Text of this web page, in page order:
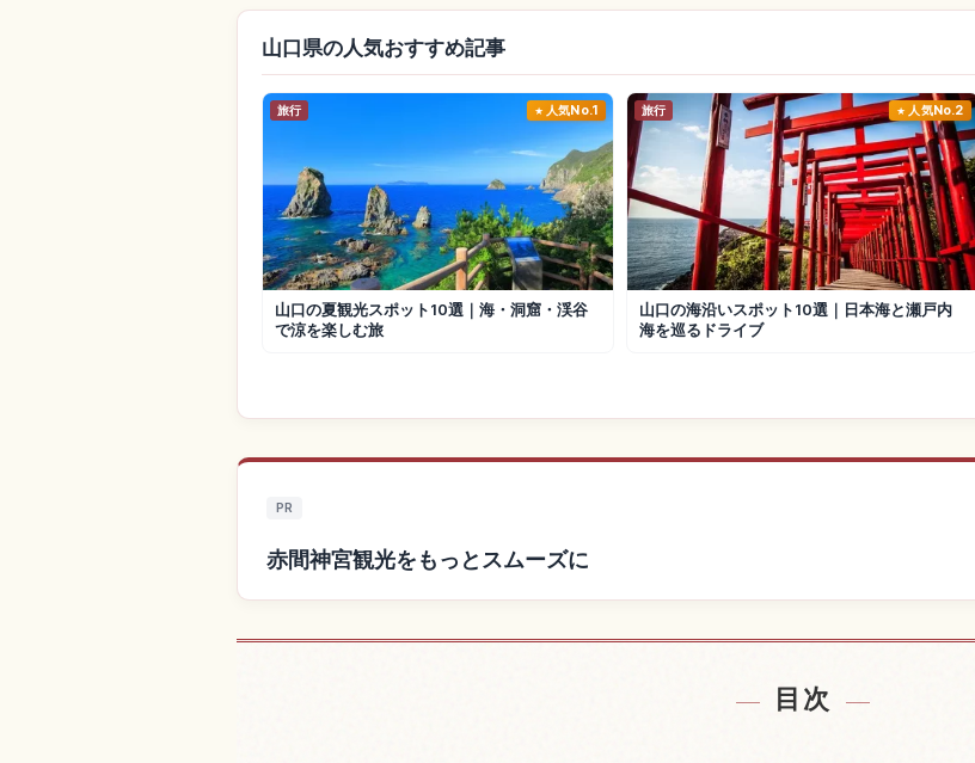
山口県の人気おすすめ記事
旅行 人気No.1
山口の夏観光スポット10選｜海・洞窟・渓谷
で涼を楽しむ旅
旅行 人気No.2
山口の海沿いスポット10選｜日本海と瀬戸内
海を巡るドライブ
PR
赤間神宮観光をもっとスムーズに
目次